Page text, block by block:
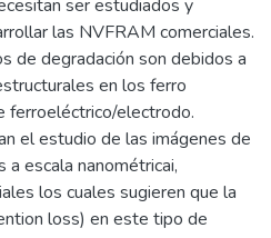
ser estudiados y
las NVFRAM comerciales.
de degradación son debidos a
en los ferro
ferroeléctrico/electrodo.
el estudio de las imágenes de
escala nanométricai,
los cuales sugieren que la
loss) en este tipo de